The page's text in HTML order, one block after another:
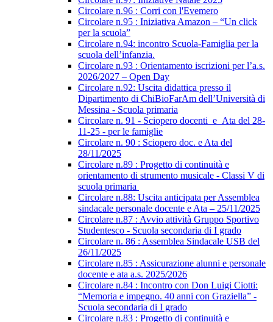
Circolare n.96 : Corri con l'Evemero
Circolare n.95 : Iniziativa Amazon – “Un click
per la scuola”
Circolare n.94: incontro Scuola-Famiglia per la
scuola dell’infanzia.
Circolare n.93 : Orientamento iscrizioni per l’a.s.
2026/2027 – Open Day
Circolare n.92: Uscita didattica presso il
Dipartimento di ChiBioFarAm dell’Università di
Messina - Scuola primaria
Circolare n. 91 - Sciopero docenti_e_Ata del 28-
11-25 - per le famiglie
Circolare n. 90 : Sciopero doc. e Ata del
28/11/2025
Circolare n.89 : Progetto di continuità e
orientamento di strumento musicale - Classi V di
scuola primaria
Circolare n.88: Uscita anticipata per Assemblea
sindacale personale docente e Ata – 25/11/2025
Circolare n.87 : Avvio attività Gruppo Sportivo
Studentesco - Scuola secondaria di I grado
Circolare n. 86 : Assemblea Sindacale USB del
26/11/2025
Circolare n.85 : Assicurazione alunni e personale
docente e ata a.s. 2025/2026
Circolare n.84 : Incontro con Don Luigi Ciotti:
“Memoria e impegno. 40 anni con Graziella” -
Scuola secondaria di I grado
Circolare n.83 : Progetto di continuità e